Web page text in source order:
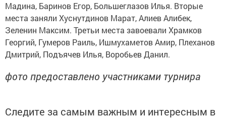
Мадина, Баринов Егор, Большеглазов Илья. Вторые
места заняли Хуснутдинов Марат, Алиев Алибек,
Зеленин Максим. Третьи места завоевали Храмков
Георгий, Гумеров Раиль, Ишмухаметов Амир, Плеханов
Дмитрий, Подъячев Илья, Воробьев Данил.
фото предоставлено участниками турнира
Следите за самым важным и интересным в